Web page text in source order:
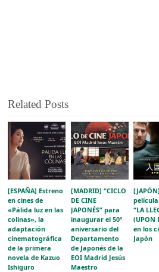
Related Posts
[ESPAÑA] Estreno
en cines de
«Pálida luz en las
colinas», la
adaptación
cinematográfica
de la primera
novela de Kazuo
Ishiguro
[MADRID] “CICLO
DE CINE
JAPONÉS” para
inaugurar el 50º
aniversario del
Departamento
de Japonés de la
EOI Madrid Jesús
Maestro
“LA
(UPON
en los
Japón